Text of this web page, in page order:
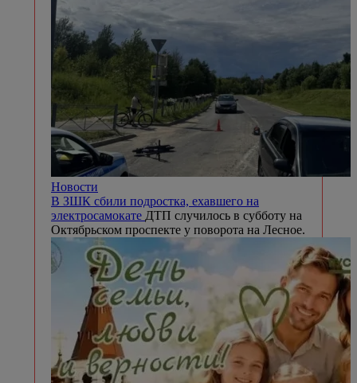
Новости
В ЗШК сбили подростка, ехавшего на
электросамокате ДТП случилось в субботу на
Октябрьском проспекте у поворота на Лесное.